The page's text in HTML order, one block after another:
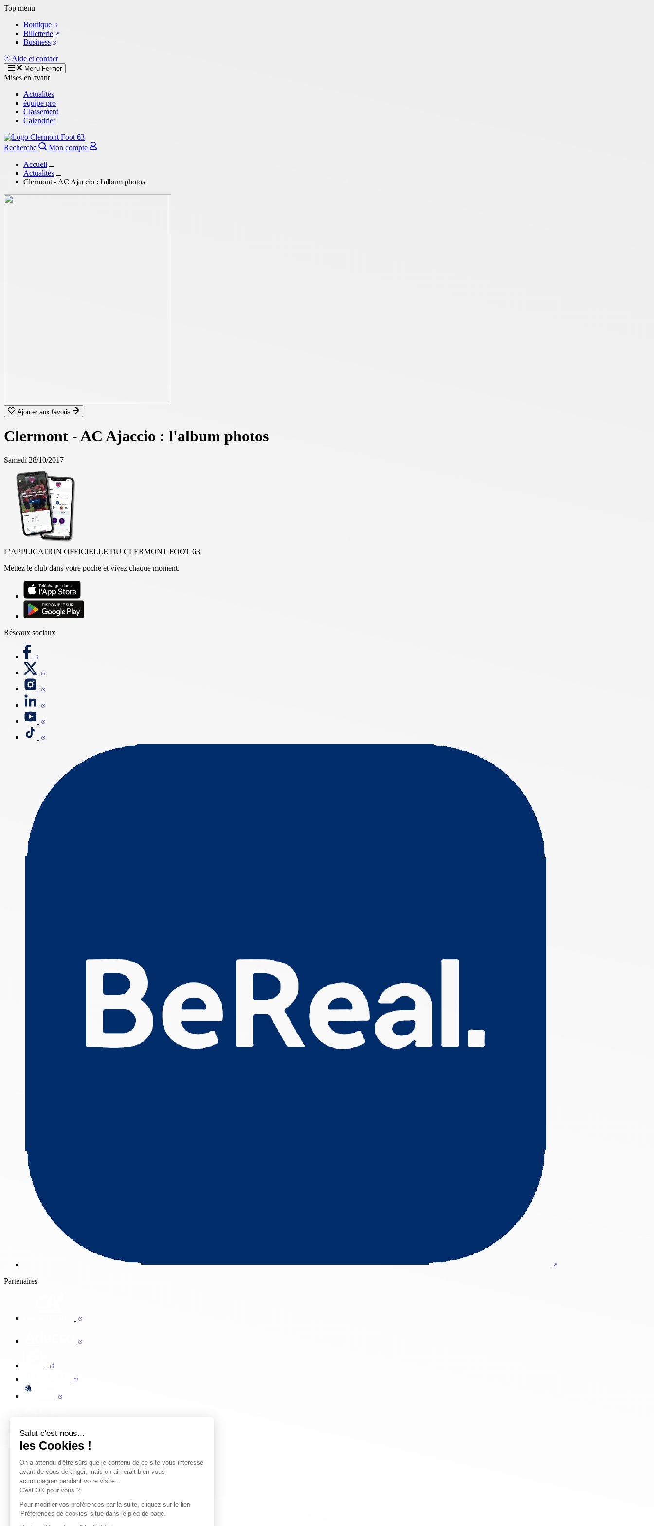
Salut c'est nous...
les Cookies !
On a attendu d'être sûrs que le contenu de ce site vous intéresse
avant de vous déranger, mais on aimerait bien vous
accompagner pendant votre visite...
C'est OK pour vous ?
Pour modifier vos préférences par la suite, cliquez sur le lien
'Préférences de cookies' situé dans le pied de page.
Aller
contenu
principal
Top menu
Boutique
Billetterie
Business
Aide et contact
Menu Fermer
Mises en avant
Actualités
équipe pro
Classement
Calendrier
Recherche
Mon compte
Accueil
Actualités
Clermont - AC Ajaccio : l'album photos
Ajouter aux favoris
Clermont - AC Ajaccio : l'album photos
Samedi 28/10/2017
L’APPLICATION OFFICIELLE DU CLERMONT FOOT 63
Mettez le club dans votre poche et vivez chaque moment.
Réseaux sociaux
Partenaires